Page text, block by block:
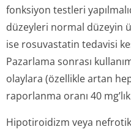
fonksiyon testleri
düzeyleri normal düzeyin
ise rosuvastatin tedavisi
Pazarlama sonrası
olaylara (özellikle artan
raporlanma oranı 40
Hipotiroidizm veya